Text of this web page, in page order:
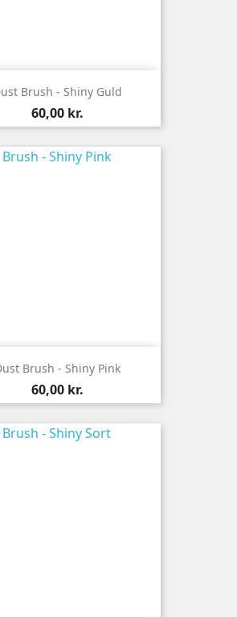
Brush - Shiny Guld
Pris
60,00 kr.
Brush - Shiny Pink
Pris
60,00 kr.